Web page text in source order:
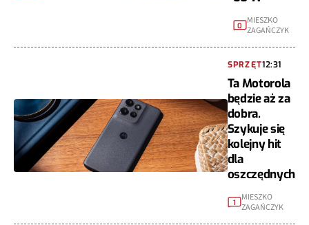
0 MIESZKO
ZAGAŃCZYK
SPRZĘT12:31
Ta Motorola
będzie aż za
dobra.
Szykuje się
kolejny hit
dla
oszczędnych
1
MIESZKO
ZAGAŃCZYK